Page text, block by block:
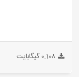
0.108 گیگابایت